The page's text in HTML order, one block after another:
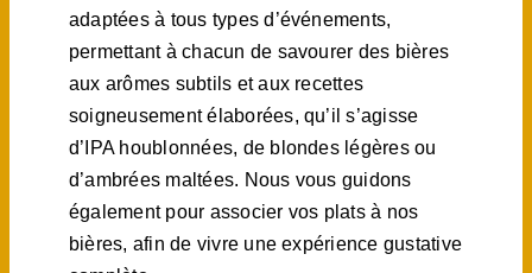
adaptées à tous types d’événements,
permettant à chacun de savourer des bières
aux arômes subtils et aux recettes
soigneusement élaborées, qu’il s’agisse
d’IPA houblonnées, de blondes légères ou
d’ambrées maltées. Nous vous guidons
également pour associer vos plats à nos
bières, afin de vivre une expérience gustative